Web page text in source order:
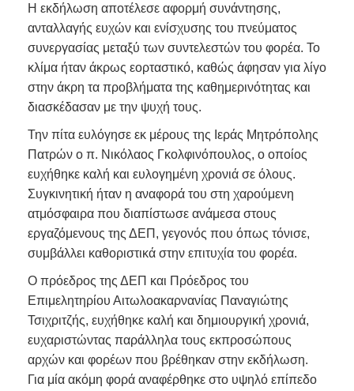
Η εκδήλωση αποτέλεσε αφορμή συνάντησης,
ανταλλαγής ευχών και ενίσχυσης του πνεύματος
συνεργασίας μεταξύ των συντελεστών του φορέα. Το
κλίμα ήταν άκρως εορταστικό, καθώς άφησαν για λίγο
στην άκρη τα προβλήματα της καθημερινότητας και
διασκέδασαν με την ψυχή τους.
Την πίτα ευλόγησε εκ μέρους της Ιεράς Μητρόπολης
Πατρών ο π. Νικόλαος Γκολφινόπουλος, ο οποίος
ευχήθηκε καλή και ευλογημένη χρονιά σε όλους.
Συγκινητική ήταν η αναφορά του στη χαρούμενη
ατμόσφαιρα που διαπίστωσε ανάμεσα στους
εργαζόμενους της ΔΕΠ, γεγονός που όπως τόνισε,
συμβάλλει καθοριστικά στην επιτυχία του φορέα.
Ο πρόεδρος της ΔΕΠ και Πρόεδρος του
Επιμελητηρίου Αιτωλοακαρνανίας Παναγιώτης
Τσιχριτζής, ευχήθηκε καλή και δημιουργική χρονιά,
ευχαριστώντας παράλληλα τους εκπροσώπους
αρχών και φορέων που βρέθηκαν στην εκδήλωση.
Για μία ακόμη φορά αναφέρθηκε στο υψηλό επίπεδο